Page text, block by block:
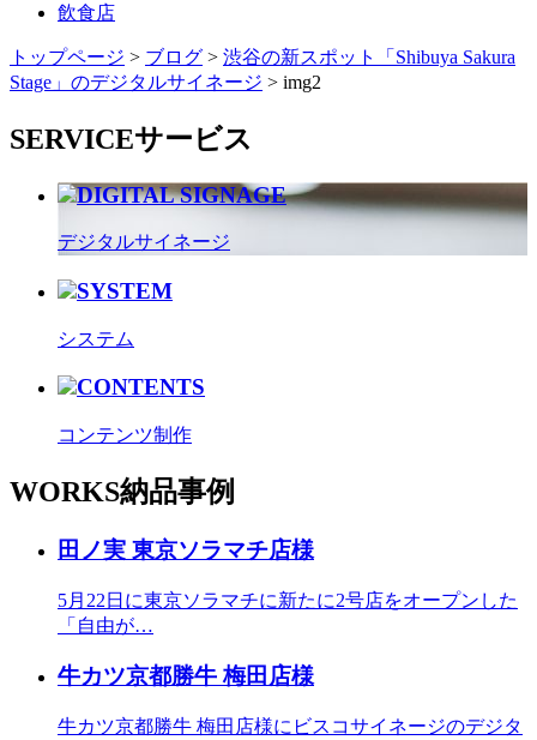
飲食店
トップページ > ブログ > 渋谷の新スポット「Shibuya Sakura
Stage」のデジタルサイネージ > img2
SERVICEサービス
DIGITAL SIGNAGE
デジタルサイネージ
SYSTEM
システム
CONTENTS
コンテンツ制作
WORKS納品事例
田ノ実 東京ソラマチ店様
5月22日に東京ソラマチに新たに2号店をオープンした
「自由が…
牛カツ京都勝牛 梅田店様
牛カツ京都勝牛 梅田店様にビスコサイネージのデジタ